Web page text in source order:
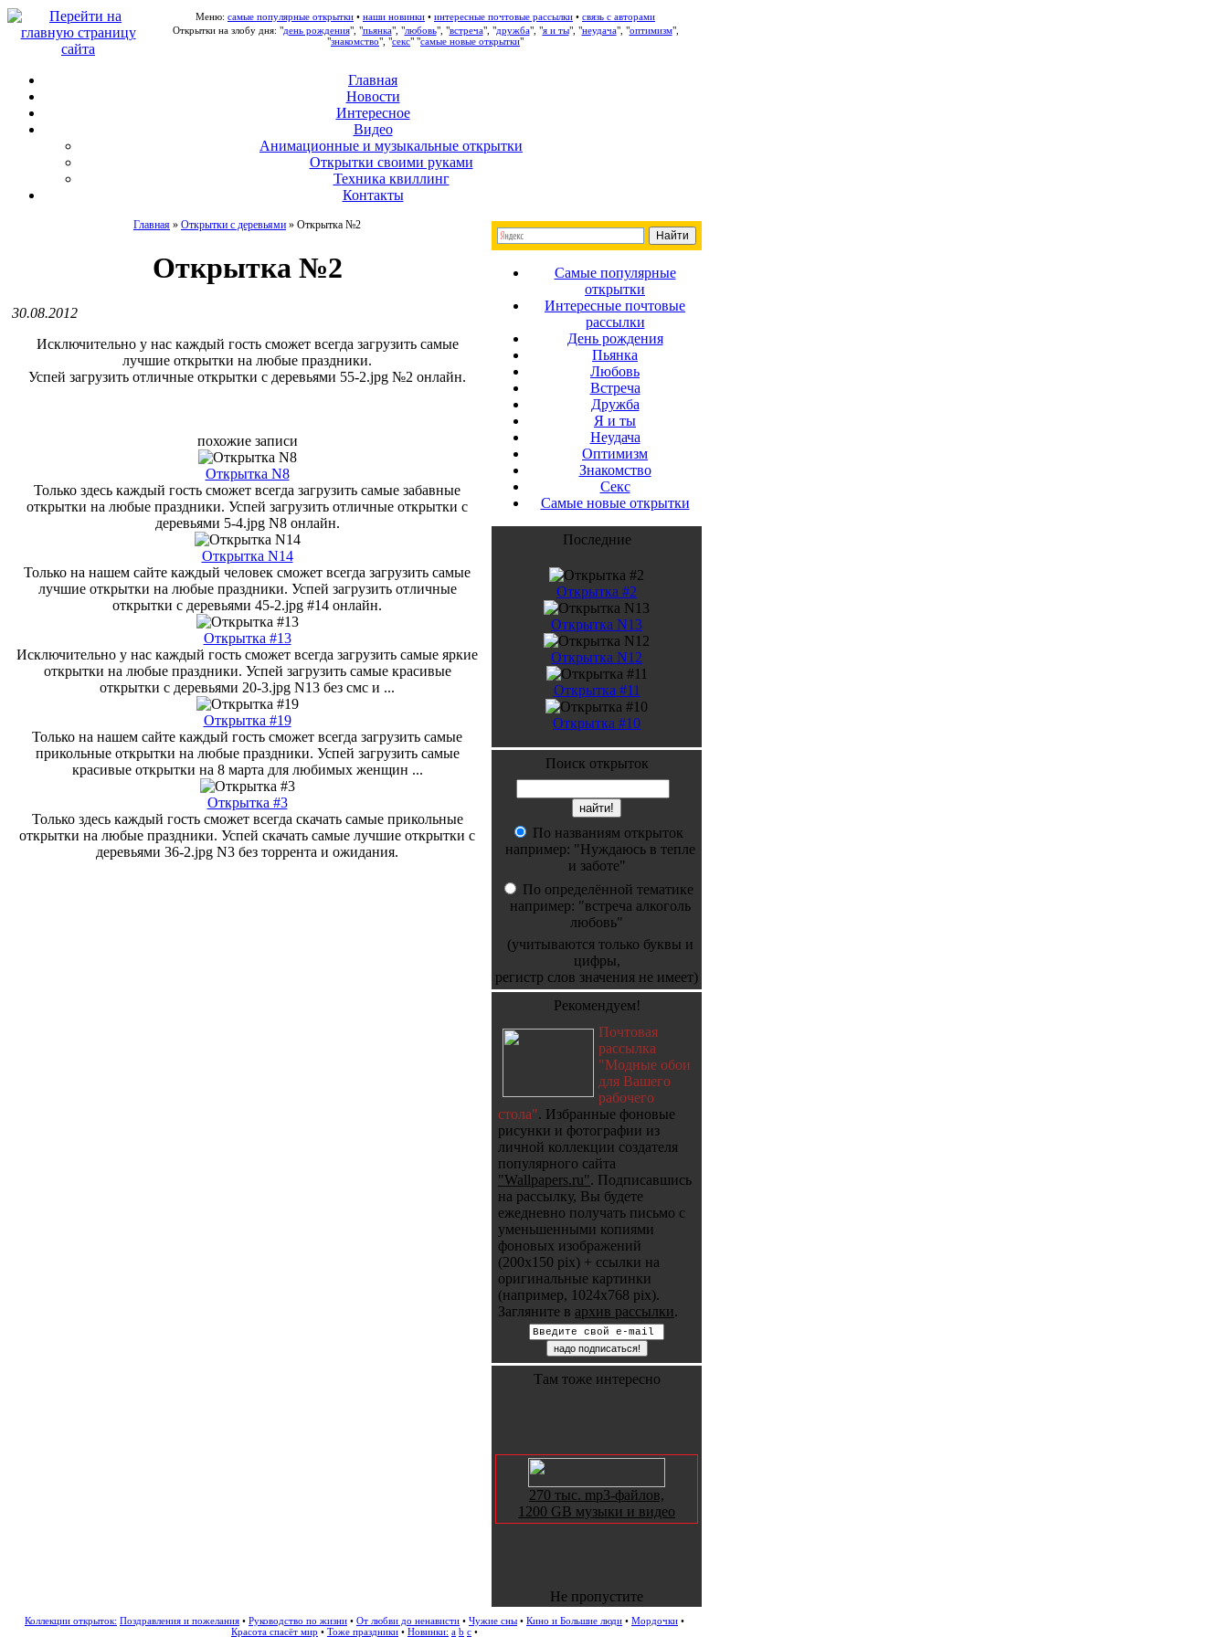
Меню: самые популярные открытки • наши новинки • интересные почтовые рассылки • связь с авторами
Открытки на злобу дня: "день рождения", "пьянка", "любовь", "встреча", "дружба", "я и ты", "неудача", "оптимизм",
"знакомство", "секс" "самые новые открытки"
Главная
Новости
Интересное
Видео
Анимационные и музыкальные открытки
Открытки своими руками
Техника квиллинг
Контакты
Главная » Открытки с деревьями » Открытка №2
Открытка №2
30.08.2012
Исключительно у нас каждый гость сможет всегда загрузить самые
лучшие открытки на любые праздники.
Успей загрузить отличные открытки с деревьями 55-2.jpg №2 онлайн.
похожие записи
Открытка N8
Только здесь каждый гость сможет всегда загрузить самые забавные
открытки на любые праздники. Успей загрузить отличные открытки с
деревьями 5-4.jpg N8 онлайн.
Открытка N14
Только на нашем сайте каждый человек сможет всегда загрузить самые
лучшие открытки на любые праздники. Успей загрузить отличные
открытки с деревьями 45-2.jpg #14 онлайн.
Открытка #13
Исключительно у нас каждый гость сможет всегда загрузить самые яркие
открытки на любые праздники. Успей загрузить самые красивые
открытки с деревьями 20-3.jpg N13 без смс и ...
Открытка #19
Только на нашем сайте каждый гость сможет всегда загрузить самые
прикольные открытки на любые праздники. Успей загрузить самые
красивые открытки на 8 марта для любимых женщин ...
Открытка #3
Только здесь каждый гость сможет всегда скачать самые прикольные
открытки на любые праздники. Успей скачать самые лучшие открытки с
деревьями 36-2.jpg N3 без торрента и ожидания.
Самые популярные
открытки
Интересные почтовые
рассылки
День рождения
Пьянка
Любовь
Встреча
Дружба
Я и ты
Неудача
Оптимизм
Знакомство
Секс
Самые новые открытки
Последние
Открытка #2
Открытка N13
Открытка N12
Открытка #11
Открытка #10
Поиск открыток
По названиям открыток
например: "Нуждаюсь в тепле
и заботе"
По определённой тематике
например: "встреча алкоголь
любовь"
(учитываются только буквы и
цифры,
регистр слов значения не имеет)
Рекомендуем!
Почтовая
рассылка
"Модные обои
для Вашего
рабочего
стола". Избранные фоновые
рисунки и фотографии из
личной коллекции создателя
популярного сайта
"Wallpapers.ru". Подписавшись
на рассылку, Вы будете
ежедневно получать письмо с
уменьшенными копиями
фоновых изображений
(200x150 pix) + ссылки на
оригинальные картинки
(например, 1024x768 pix).
Загляните в архив рассылки.
Там тоже интересно
270 тыс. mp3-файлов,
1200 GB музыки и видео
Не пропустите
Коллекции открыток: Поздравления и пожелания • Руководство по жизни • От любви до ненависти • Чужие сны • Кино и Большие люди • Мордочки •
Красота спасёт мир • Тоже праздники • Новинки: a b c •